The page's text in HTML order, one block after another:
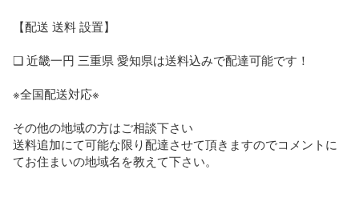
【配送 送料 設置】
❑ 近畿一円 三重県 愛知県は送料込みで配達可能です！
※全国配送対応※
その他の地域の方はご相談下さい
送料追加にて可能な限り配達させて頂きますのでコメントに
てお住まいの地域名を教えて下さい。